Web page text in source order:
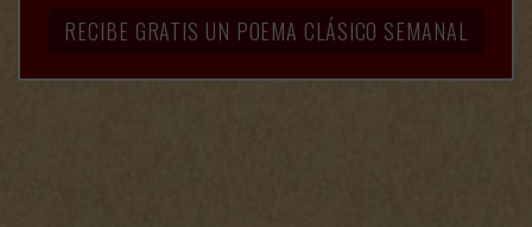
RECIBE GRATIS UN POEMA CLÁSICO SEMANAL